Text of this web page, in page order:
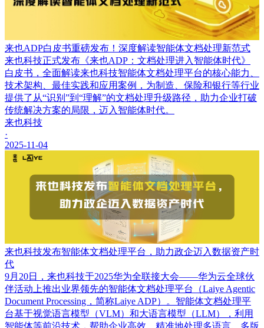
来也ADP白皮书重磅发布！深度解读智能体文档处理新范式
来也科技正式发布《来也ADP：文档处理进入智能体时代》
白皮书，全面解读来也科技智能体文档处理平台的核心能力、
技术架构、最佳实践和应用案例，为制造、保险和银行等行业
提供了从“识别”到“理解”的文档处理升级路径，助力企业打破
传统解决方案的局限，迈入智能体时代。
来也科技
·
2025-11-04
来也科技发布智能体文档处理平台，助力政企迈入数据资产时
代
9月20日，来也科技于2025华为全联接大会——华为云全球伙
伴活动上推出业界领先的智能体文档处理平台（Laiye Agentic
Document Processing，简称Laiye ADP）。智能体文档处理平
台基于视觉语言模型（VLM）和大语言模型（LLM），利用
智能体等前沿技术，帮助企业高效、精准地处理多语言、多版